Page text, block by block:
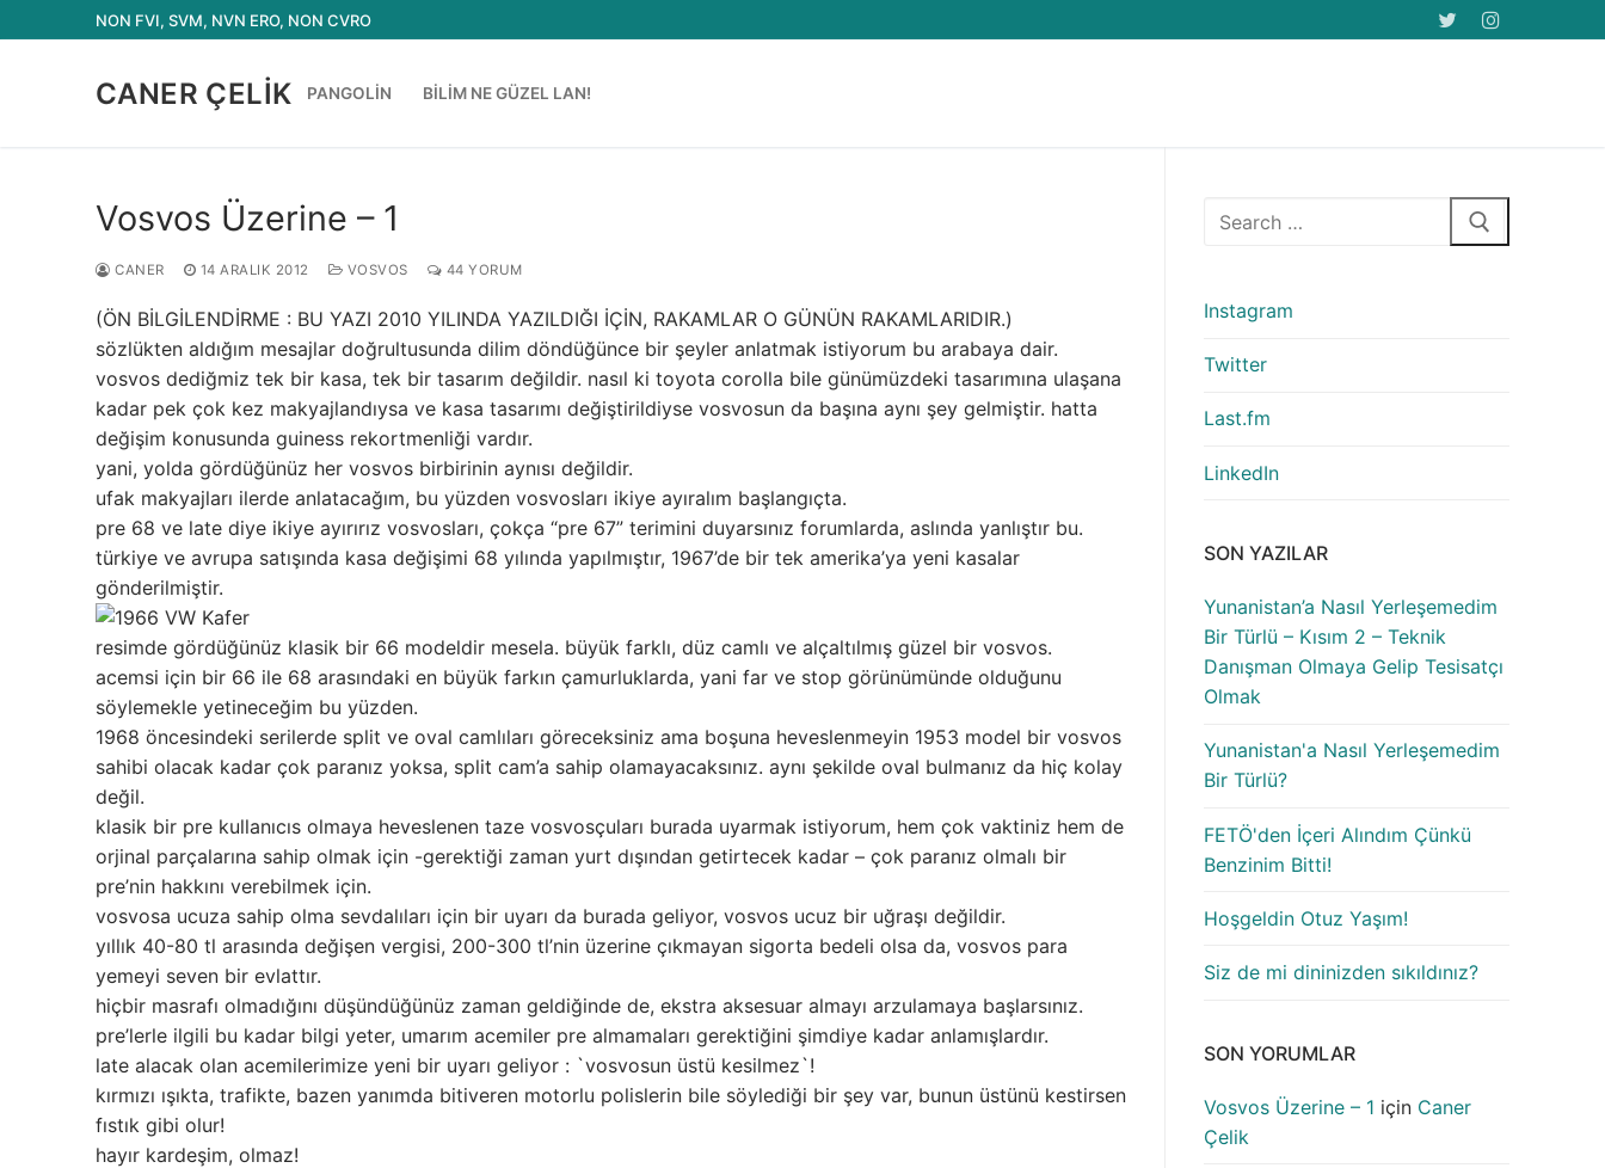
atla
NON FVI, SVM, NVN ERO, NON CVRO
CANER ÇELIK PANGOLIN BILIM NE GÜZEL LAN!
Vosvos Üzerine – 1
CANER 14 ARALIK 2012 VOSVOS 44 YORUM
(ÖN BİLGİLENDİRME : BU YAZI 2010 YILINDA YAZILDIĞI İÇİN, RAKAMLAR O GÜNÜN RAKAMLARIDIR.)
sözlükten aldığım mesajlar doğrultusunda dilim döndüğünce bir şeyler anlatmak istiyorum bu arabaya dair.
vosvos dediğmiz tek bir kasa, tek bir tasarım değildir. nasıl ki toyota corolla bile günümüzdeki tasarımına ulaşana
kadar pek çok kez makyajlandıysa ve kasa tasarımı değiştirildiyse vosvosun da başına aynı şey gelmiştir. hatta
değişim konusunda guiness rekortmenliği vardır.
yani, yolda gördüğünüz her vosvos birbirinin aynısı değildir.
ufak makyajları ilerde anlatacağım, bu yüzden vosvosları ikiye ayıralım başlangıçta.
pre 68 ve late diye ikiye ayırırız vosvosları, çokça “pre 67” terimini duyarsınız forumlarda, aslında yanlıştır bu.
türkiye ve avrupa satışında kasa değişimi 68 yılında yapılmıştır, 1967’de bir tek amerika’ya yeni kasalar
gönderilmiştir.
resimde gördüğünüz klasik bir 66 modeldir mesela. büyük farklı, düz camlı ve alçaltılmış güzel bir vosvos.
acemsi için bir 66 ile 68 arasındaki en büyük farkın çamurluklarda, yani far ve stop görünümünde olduğunu
söylemekle yetineceğim bu yüzden.
1968 öncesindeki serilerde split ve oval camlıları göreceksiniz ama boşuna heveslenmeyin 1953 model bir vosvos
sahibi olacak kadar çok paranız yoksa, split cam’a sahip olamayacaksınız. aynı şekilde oval bulmanız da hiç kolay
değil.
klasik bir pre kullanıcıs olmaya heveslenen taze vosvosçuları burada uyarmak istiyorum, hem çok vaktiniz hem de
orjinal parçalarına sahip olmak için -gerektiği zaman yurt dışından getirtecek kadar – çok paranız olmalı bir
pre’nin hakkını verebilmek için.
vosvosa ucuza sahip olma sevdalıları için bir uyarı da burada geliyor, vosvos ucuz bir uğraşı değildir.
yıllık 40-80 tl arasında değişen vergisi, 200-300 tl’nin üzerine çıkmayan sigorta bedeli olsa da, vosvos para
yemeyi seven bir evlattır.
hiçbir masrafı olmadığını düşündüğünüz zaman geldiğinde de, ekstra aksesuar almayı arzulamaya başlarsınız.
pre’lerle ilgili bu kadar bilgi yeter, umarım acemiler pre almamaları gerektiğini şimdiye kadar anlamışlardır.
late alacak olan acemilerimize yeni bir uyarı geliyor : `vosvosun üstü kesilmez`!
kırmızı ışıkta, trafikte, bazen yanımda bitiveren motorlu polislerin bile söylediği bir şey var, bunun üstünü kestirsen
fıstık gibi olur!
hayır kardeşim, olmaz!
Arama:
Instagram
Twitter
Last.fm
LinkedIn
SON YAZILAR
Yunanistan’a Nasıl Yerleşemedim
Bir Türlü – Kısım 2 – Teknik
Danışman Olmaya Gelip Tesisatçı
Olmak
Yunanistan'a Nasıl Yerleşemedim
Bir Türlü?
FETÖ'den İçeri Alındım Çünkü
Benzinim Bitti!
Hoşgeldin Otuz Yaşım!
Siz de mi dininizden sıkıldınız?
SON YORUMLAR
Vosvos Üzerine – 1 için Caner
Çelik